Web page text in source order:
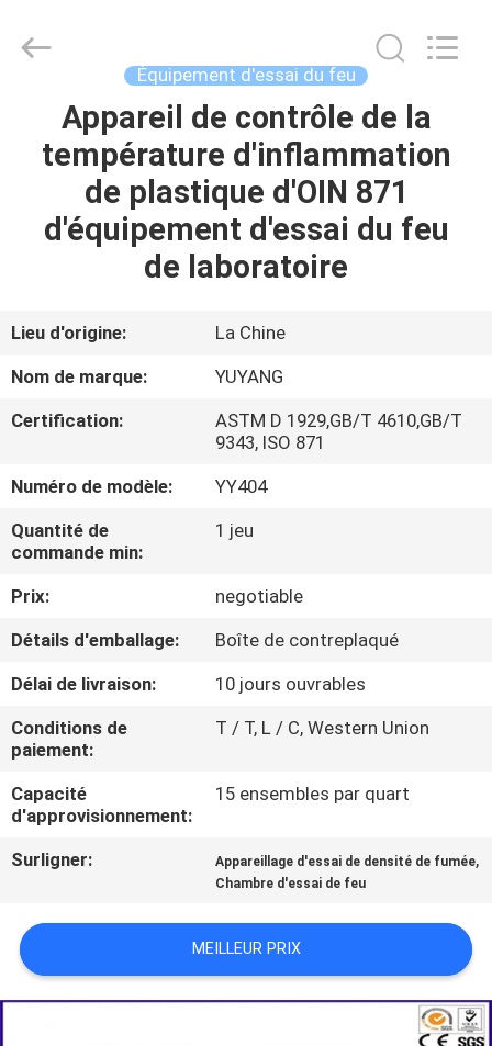
MAISON
PRODUITS
AU
DE
NOUS
VISITE
D'USINE
CONTACTEZ-
NOUS
NOUVELLES
DEMANDEZ
UNE
PLAN
DU
INSTRUMENT
Équipement d'essai du feu
Appareil de contrôle de la
température d'inflammation
de plastique d'OIN 871
d'équipement d'essai du feu
de laboratoire
Lieu d'origine:
La Chine
Nom de marque:
YUYANG
Certification:
ASTM D 1929,GB/T 4610,GB/T
9343, ISO 871
Numéro de modèle:
YY404
Quantité de
commande min:
1 jeu
Prix:
negotiable
Détails d'emballage:
Boîte de contreplaqué
Délai de livraison:
10 jours ouvrables
Conditions de
paiement:
T / T, L / C, Western Union
Capacité
d'approvisionnement:
15 ensembles par quart
Surligner: Appareillage d'essai de densité de fumée,
Chambre d'essai de feu
MEILLEUR PRIX